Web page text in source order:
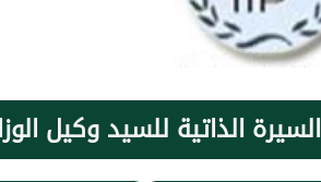
السيرة الذاتية للسيد وكيل